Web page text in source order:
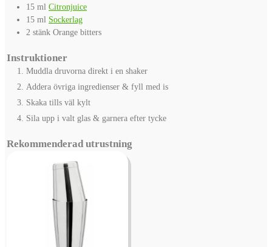
15 ml Citronjuice
15 ml Sockerlag
2 stänk Orange bitters
Instruktioner
Muddla druvorna direkt i en shaker
Addera övriga ingredienser & fyll med is
Skaka tills väl kylt
Sila upp i valt glas & garnera efter tycke
Rekommenderad utrustning